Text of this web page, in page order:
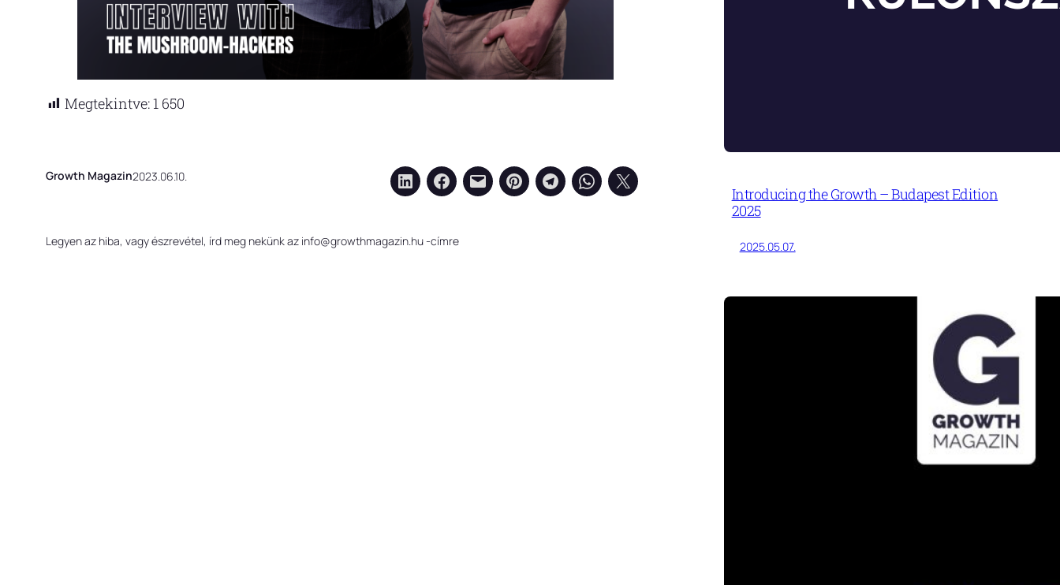
Megtekintve:1 650
Growth Magazin2023.06.10.
Legyen az hiba, vagy észrevétel, írd meg nekünk az info@growthmagazin.hu -címre
Introducing the Growth – Budapest Edition
2025
2025.05.07.